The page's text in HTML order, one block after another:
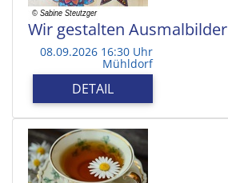
Wir gestalten Ausmalbilder
08.09.2026 16:30 Uhr
Mühldorf
DETAIL